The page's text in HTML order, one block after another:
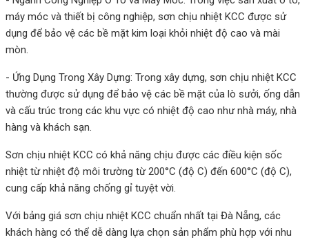
máy móc và thiết bị công nghiệp, sơn chịu nhiệt KCC được sử
dụng để bảo vệ các bề mặt kim loại khỏi nhiệt độ cao và mài
mòn.
- Ứng Dụng Trong Xây Dựng: Trong xây dựng, sơn chịu nhiệt KCC
thường được sử dụng để bảo vệ các bề mặt của lò sưởi, ống dẫn
và cấu trúc trong các khu vực có nhiệt độ cao như nhà máy, nhà
hàng và khách sạn.
Sơn chịu nhiệt KCC có khả năng chịu được các điều kiện sốc
nhiệt từ nhiệt độ môi trường từ 200°C (độ C) đến 600°C (độ C),
cung cấp khả năng chống gỉ tuyệt vời.
Với bảng giá sơn chịu nhiệt KCC chuẩn nhất tại Đà Nẵng, các
khách hàng có thể dễ dàng lựa chọn sản phẩm phù hợp với nhu